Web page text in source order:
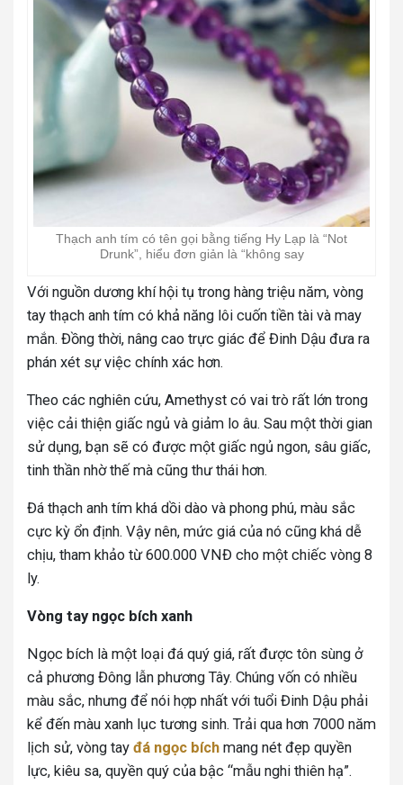
Thạch anh tím có tên gọi bằng tiếng Hy Lạp là “Not
Drunk”, hiểu đơn giản là “không say
Với nguồn dương khí hội tụ trong hàng triệu năm, vòng
tay thạch anh tím có khả năng lôi cuốn tiền tài và may
mắn. Đồng thời, nâng cao trực giác để Đinh Dậu đưa ra
phán xét sự việc chính xác hơn.
Theo các nghiên cứu, Amethyst có vai trò rất lớn trong
việc cải thiện giấc ngủ và giảm lo âu. Sau một thời gian
sử dụng, bạn sẽ có được một giấc ngủ ngon, sâu giấc,
tinh thần nhờ thế mà cũng thư thái hơn.
Đá thạch anh tím khá dồi dào và phong phú, màu sắc
cực kỳ ổn định. Vậy nên, mức giá của nó cũng khá dễ
chịu, tham khảo từ 600.000 VNĐ cho một chiếc vòng 8
ly.
Vòng tay ngọc bích xanh
Ngọc bích là một loại đá quý giá, rất được tôn sùng ở
cả phương Đông lẫn phương Tây. Chúng vốn có nhiều
màu sắc, nhưng để nói hợp nhất với tuổi Đinh Dậu phải
kể đến màu xanh lục tương sinh. Trải qua hơn 7000 năm
lịch sử, vòng tay đá ngọc bích mang nét đẹp quyền
lực, kiêu sa, quyền quý của bậc “mẫu nghi thiên hạ”.